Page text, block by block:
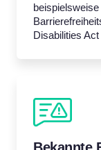
Disabilities